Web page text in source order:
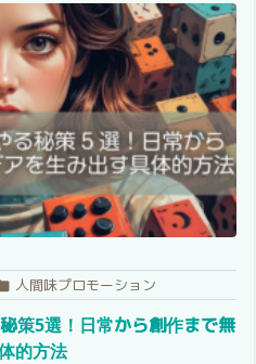
人間味プロモーション
策5選！日常から創作まで無
的方法